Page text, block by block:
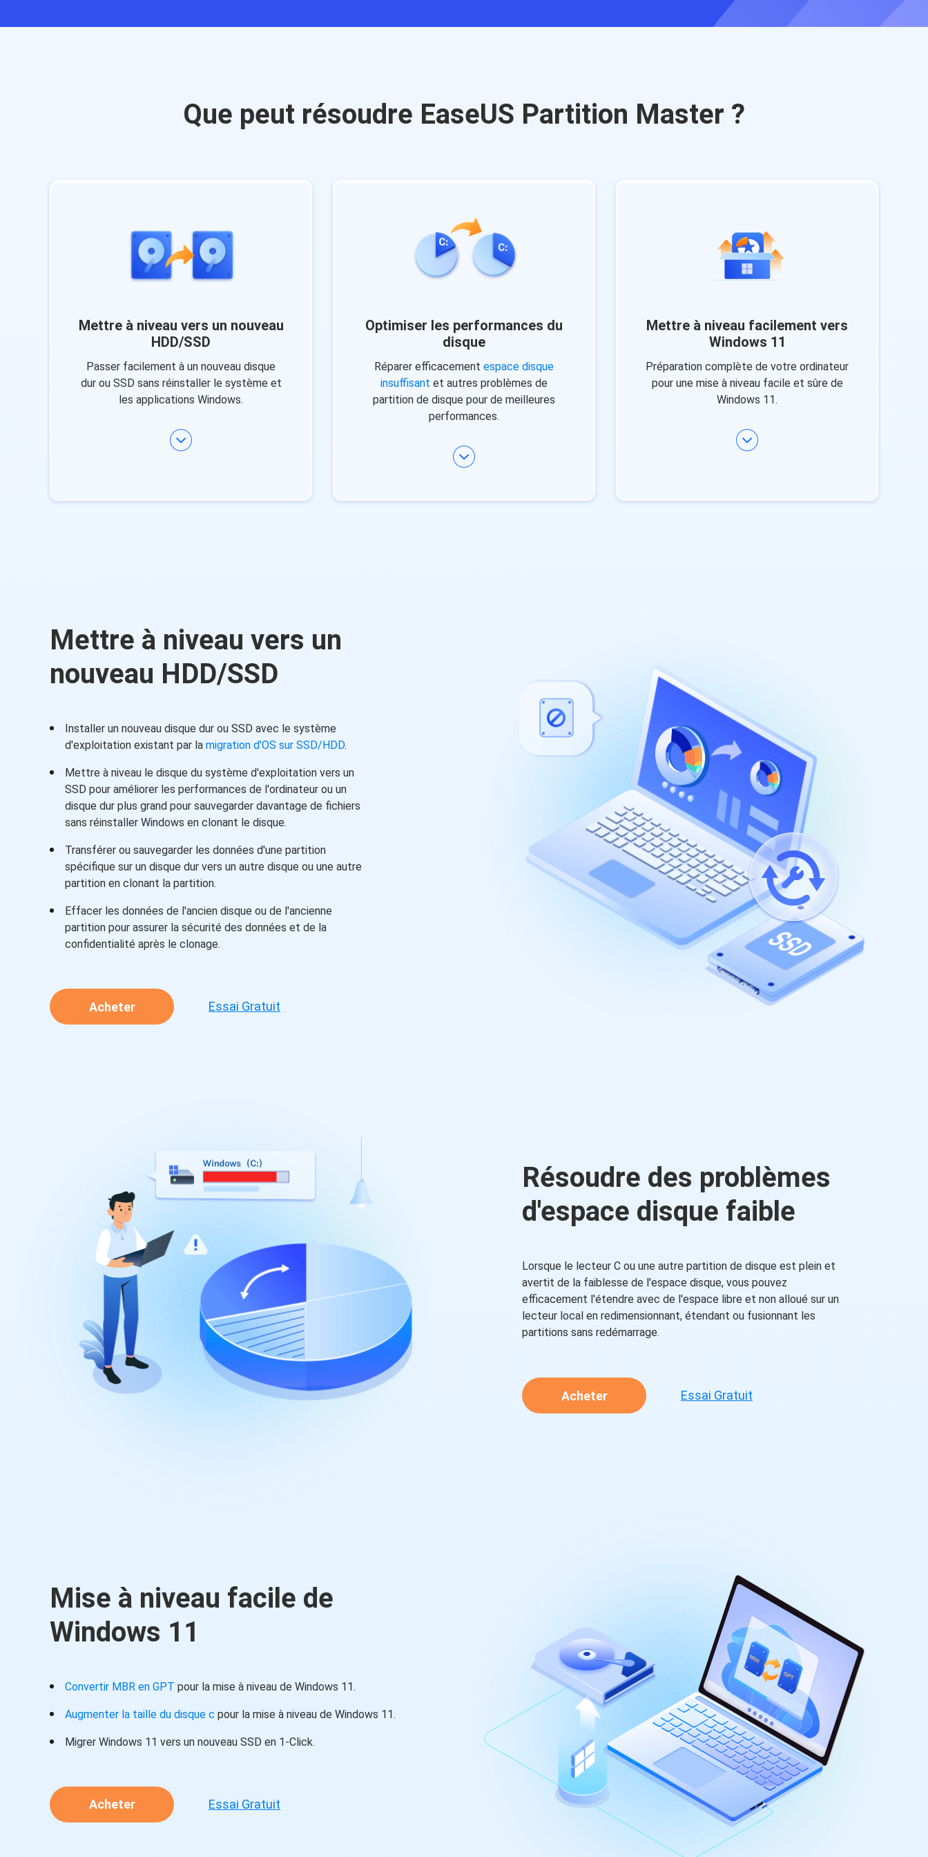
Que peut résoudre EaseUS Partition Master ?
Mettre à niveau vers un nouveau
HDD/SSD
Passer facilement à un nouveau disque
dur ou SSD sans réinstaller le système et
les applications Windows.
Optimiser les performances du
disque
Réparer efficacement espace disque
insuffisant et autres problèmes de
partition de disque pour de meilleures
performances.
Mettre à niveau facilement vers
Windows 11
Préparation complète de votre ordinateur
pour une mise à niveau facile et sûre de
Windows 11.
Mettre à niveau vers un
nouveau HDD/SSD
Installer un nouveau disque dur ou SSD avec le système
d'exploitation existant par la migration d'OS sur SSD/HDD.
Mettre à niveau le disque du système d'exploitation vers un
SSD pour améliorer les performances de l'ordinateur ou un
disque dur plus grand pour sauvegarder davantage de fichiers
sans réinstaller Windows en clonant le disque.
Transférer ou sauvegarder les données d'une partition
spécifique sur un disque dur vers un autre disque ou une autre
partition en clonant la partition.
Effacer les données de l'ancien disque ou de l'ancienne
partition pour assurer la sécurité des données et de la
confidentialité après le clonage.
Acheter Essai Gratuit
Résoudre des problèmes
d'espace disque faible
Lorsque le lecteur C ou une autre partition de disque est plein et
avertit de la faiblesse de l'espace disque, vous pouvez
efficacement l'étendre avec de l'espace libre et non alloué sur un
lecteur local en redimensionnant, étendant ou fusionnant les
partitions sans redémarrage.
Acheter Essai Gratuit
Mise à niveau facile de
Windows 11
Convertir MBR en GPT pour la mise à niveau de Windows 11.
Augmenter la taille du disque c pour la mise à niveau de Windows 11.
Migrer Windows 11 vers un nouveau SSD en 1-Click.
Acheter Essai Gratuit